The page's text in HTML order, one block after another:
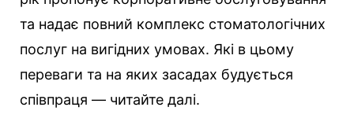
та надає повний комплекс стоматологічних
послуг на вигідних умовах. Які в цьому
переваги та на яких засадах будується
співпраця — читайте далі.